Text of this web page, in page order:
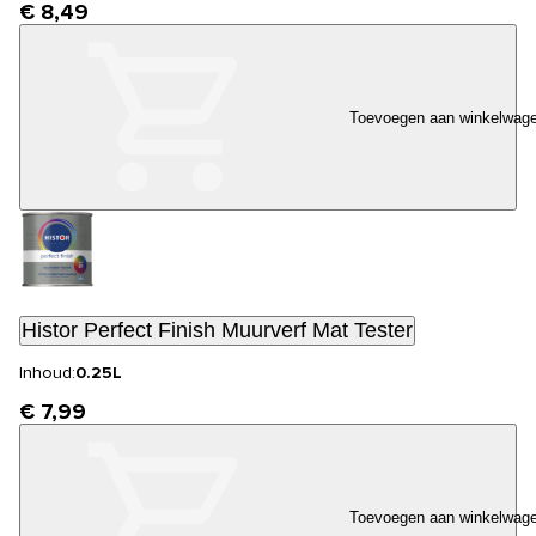
€ 8,49
Toevoegen aan
Histor Perfect Finish Muurverf Mat Tester
Inhoud:0.25L
€ 7,99
Toevoegen aan